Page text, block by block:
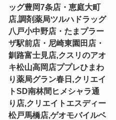
ッグ豊岡7条店・恵庭大町
店,調剤薬局ツルハドラッグ
八戸小中野店・たまプラー
ザ駅前店・尼崎東園田店・
釧路富士見店,クスリのアオ
キ松山高岡店ププレひまわ
り薬局グラン春日,クリエイ
トSD南林間ヒメシャラ通
り店,クリエイトエスディー
松戸馬橋店,ゲオモバイルベ